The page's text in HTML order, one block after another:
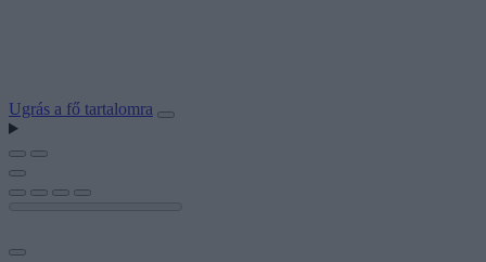
Ugrás a fő tartalomra